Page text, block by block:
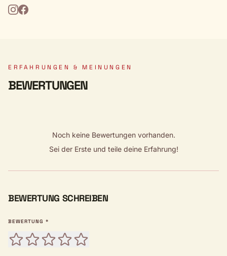
ERFAHRUNGEN & MEINUNGEN
BEWERTUNGEN
Noch keine Bewertungen vorhanden.
Sei der Erste und teile deine Erfahrung!
BEWERTUNG SCHREIBEN
BEWERTUNG *